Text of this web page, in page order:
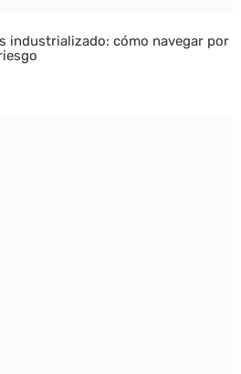
industrializado: cómo navegar por